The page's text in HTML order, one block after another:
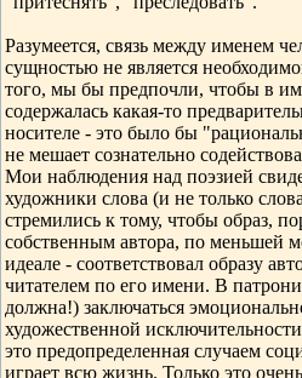
Разумеется, связь между именем
сущностью не является
того, мы бы предпочли, чтобы в
содержалась какая-то
носителе - это было бы
не мешает сознательно
Мои наблюдения над поэзией
художники слова (и не только
стремились к тому, чтобы образ,
собственным автора, по меньшей
идеале - соответствовал образу
читателем по его имени. В
должна!) заключаться
художественной
это предопределенная случаем
играет всю жизнь. Только это